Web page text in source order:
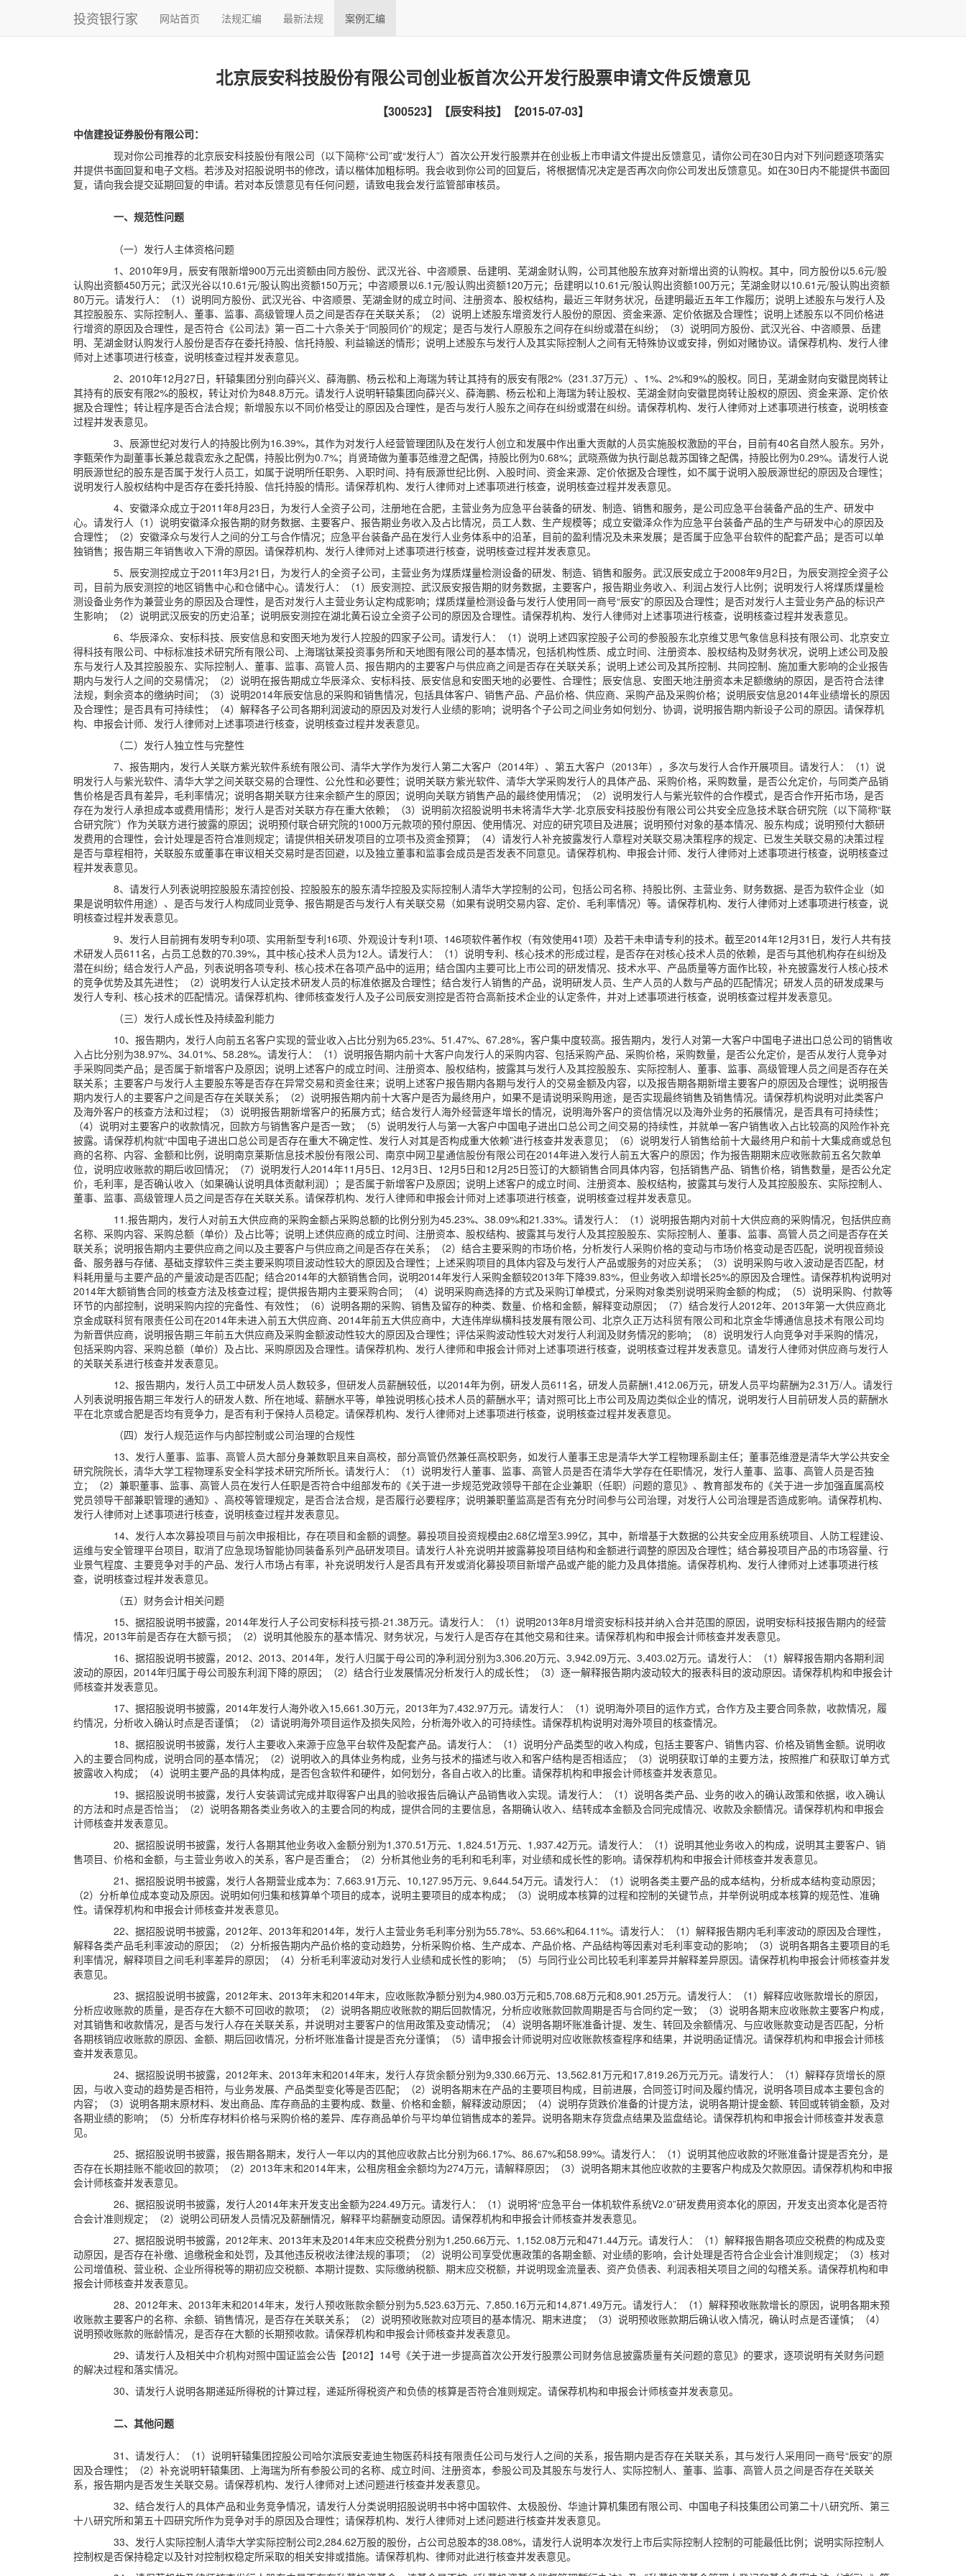
投资银行家 网站首页 法规汇编 最新法规 案例汇编
北京辰安科技股份有限公司创业板首次公开发行股票申请文件反馈意见
【300523】【辰安科技】【2015-07-03】
中信建投证券股份有限公司：
现对你公司推荐的北京辰安科技股份有限公司（以下简称“公司”或“发行人”）首次公开发行股票并在创业板上市申请文件提出反馈意见，请你公司在30日内对下列问题逐项落实
并提供书面回复和电子文档。若涉及对招股说明书的修改，请以楷体加粗标明。我会收到你公司的回复后，将根据情况决定是否再次向你公司发出反馈意见。如在30日内不能提供书面回
复，请向我会提交延期回复的申请。若对本反馈意见有任何问题，请致电我会发行监管部审核员。
一、规范性问题
（一）发行人主体资格问题
1、2010年9月，辰安有限新增900万元出资额由同方股份、武汉光谷、中咨顺景、岳建明、芜湖金财认购，公司其他股东放弃对新增出资的认购权。其中，同方股份以5.6元/股
认购出资额450万元；武汉光谷以10.61元/股认购出资额150万元；中咨顺景以6.1元/股认购出资额120万元；岳建明以10.61元/股认购出资额100万元；芜湖金财以10.61元/股认购出资额
80万元。请发行人：（1）说明同方股份、武汉光谷、中咨顺景、芜湖金财的成立时间、注册资本、股权结构，最近三年财务状况，岳建明最近五年工作履历；说明上述股东与发行人及
其控股股东、实际控制人、董事、监事、高级管理人员之间是否存在关联关系；（2）说明上述股东增资发行人股份的原因、资金来源、定价依据及合理性；说明上述股东以不同价格进
行增资的原因及合理性，是否符合《公司法》第一百二十六条关于“同股同价”的规定；是否与发行人原股东之间存在纠纷或潜在纠纷；（3）说明同方股份、武汉光谷、中咨顺景、岳建
明、芜湖金财认购发行人股份是否存在委托持股、信托持股、利益输送的情形；说明上述股东与发行人及其实际控制人之间有无特殊协议或安排，例如对赌协议。请保荐机构、发行人律
师对上述事项进行核查，说明核查过程并发表意见。
2、2010年12月27日，轩辕集团分别向薛兴义、薛海鹏、杨云松和上海瑞为转让其持有的辰安有限2%（231.37万元）、1%、2%和9%的股权。同日，芜湖金财向安徽昆岗转让
其持有的辰安有限2%的股权，转让对价为848.8万元。请发行人说明轩辕集团向薛兴义、薛海鹏、杨云松和上海瑞为转让股权、芜湖金财向安徽昆岗转让股权的原因、资金来源、定价依
据及合理性；转让程序是否合法合规；新增股东以不同价格受让的原因及合理性，是否与发行人股东之间存在纠纷或潜在纠纷。请保荐机构、发行人律师对上述事项进行核查，说明核查
过程并发表意见。
3、辰源世纪对发行人的持股比例为16.39%，其作为对发行人经营管理团队及在发行人创立和发展中作出重大贡献的人员实施股权激励的平台，目前有40名自然人股东。另外，
李甄荣作为副董事长兼总裁袁宏永之配偶，持股比例为0.7%；肖贤琦做为董事范维澄之配偶，持股比例为0.68%；武晓燕做为执行副总裁苏国锋之配偶，持股比例为0.29%。请发行人说
明辰源世纪的股东是否属于发行人员工，如属于说明所任职务、入职时间、持有辰源世纪比例、入股时间、资金来源、定价依据及合理性，如不属于说明入股辰源世纪的原因及合理性；
说明发行人股权结构中是否存在委托持股、信托持股的情形。请保荐机构、发行人律师对上述事项进行核查，说明核查过程并发表意见。
4、安徽泽众成立于2011年8月23日，为发行人全资子公司，注册地在合肥，主营业务为应急平台装备的研发、制造、销售和服务，是公司应急平台装备产品的生产、研发中
心。请发行人（1）说明安徽泽众报告期的财务数据、主要客户、报告期业务收入及占比情况，员工人数、生产规模等；成立安徽泽众作为应急平台装备产品的生产与研发中心的原因及
合理性；（2）安徽泽众与发行人之间的分工与合作情况；应急平台装备产品在发行人业务体系中的沿革，目前的盈利情况及未来发展；是否属于应急平台软件的配套产品；是否可以单
独销售；报告期三年销售收入下滑的原因。请保荐机构、发行人律师对上述事项进行核查，说明核查过程并发表意见。
5、辰安测控成立于2011年3月21日，为发行人的全资子公司，主营业务为煤质煤量检测设备的研发、制造、销售和服务。武汉辰安成立于2008年9月2日，为辰安测控全资子公
司，目前为辰安测控的地区销售中心和仓储中心。请发行人：（1）辰安测控、武汉辰安报告期的财务数据，主要客户，报告期业务收入、利润占发行人比例；说明发行人将煤质煤量检
测设备业务作为兼营业务的原因及合理性，是否对发行人主营业务认定构成影响；煤质煤量检测设备与发行人使用同一商号“辰安”的原因及合理性；是否对发行人主营业务产品的标识产
生影响；（2）说明武汉辰安的历史沿革；说明辰安测控在湖北黄石设立全资子公司的原因及合理性。请保荐机构、发行人律师对上述事项进行核查，说明核查过程并发表意见。
6、华辰泽众、安标科技、辰安信息和安图天地为发行人控股的四家子公司。请发行人：（1）说明上述四家控股子公司的参股股东北京维艾思气象信息科技有限公司、北京安立
得科技有限公司、中标标准技术研究所有限公司、上海瑞钛莱投资事务所和天地图有限公司的基本情况，包括机构性质、成立时间、注册资本、股权结构及财务状况，说明上述公司及股
东与发行人及其控股股东、实际控制人、董事、监事、高管人员、报告期内的主要客户与供应商之间是否存在关联关系；说明上述公司及其所控制、共同控制、施加重大影响的企业报告
期内与发行人之间的交易情况；（2）说明在报告期成立华辰泽众、安标科技、辰安信息和安图天地的必要性、合理性；辰安信息、安图天地注册资本未足额缴纳的原因，是否符合法律
法规，剩余资本的缴纳时间；（3）说明2014年辰安信息的采购和销售情况，包括具体客户、销售产品、产品价格、供应商、采购产品及采购价格；说明辰安信息2014年业绩增长的原因
及合理性；是否具有可持续性；（4）解释各子公司各期利润波动的原因及对发行人业绩的影响；说明各个子公司之间业务如何划分、协调，说明报告期内新设子公司的原因。请保荐机
构、申报会计师、发行人律师对上述事项进行核查，说明核查过程并发表意见。
（二）发行人独立性与完整性
7、报告期内，发行人关联方紫光软件系统有限公司、清华大学作为发行人第二大客户（2014年）、第五大客户（2013年），多次与发行人合作开展项目。请发行人：（1）说
明发行人与紫光软件、清华大学之间关联交易的合理性、公允性和必要性；说明关联方紫光软件、清华大学采购发行人的具体产品、采购价格，采购数量，是否公允定价，与同类产品销
售价格是否具有差异，毛利率情况；说明各期关联方往来余额产生的原因；说明向关联方销售产品的最终使用情况；（2）说明发行人与紫光软件的合作模式，是否合作开拓市场，是否
存在为发行人承担成本或费用情形；发行人是否对关联方存在重大依赖；（3）说明前次招股说明书未将清华大学-北京辰安科技股份有限公司公共安全应急技术联合研究院（以下简称“联
合研究院”）作为关联方进行披露的原因；说明预付联合研究院的1000万元款项的预付原因、使用情况、对应的研究项目及进展；说明预付对象的基本情况、股东构成；说明预付大额研
发费用的合理性，会计处理是否符合准则规定；请提供相关研发项目的立项书及资金预算；（4）请发行人补充披露发行人章程对关联交易决策程序的规定、已发生关联交易的决策过程
是否与章程相符，关联股东或董事在审议相关交易时是否回避，以及独立董事和监事会成员是否发表不同意见。请保荐机构、申报会计师、发行人律师对上述事项进行核查，说明核查过
程并发表意见。
8、请发行人列表说明控股股东清控创投、控股股东的股东清华控股及实际控制人清华大学控制的公司，包括公司名称、持股比例、主营业务、财务数据、是否为软件企业（如
果是说明软件用途）、是否与发行人构成同业竞争、报告期是否与发行人有关联交易（如果有说明交易内容、定价、毛利率情况）等。请保荐机构、发行人律师对上述事项进行核查，说
明核查过程并发表意见。
9、发行人目前拥有发明专利0项、实用新型专利16项、外观设计专利1项、146项软件著作权（有效使用41项）及若干未申请专利的技术。截至2014年12月31日，发行人共有技
术研发人员611名，占员工总数的70.39%，其中核心技术人员为12人。请发行人：（1）说明专利、核心技术的形成过程，是否存在对核心技术人员的依赖，是否与其他机构存在纠纷及
潜在纠纷；结合发行人产品，列表说明各项专利、核心技术在各项产品中的运用；结合国内主要可比上市公司的研发情况、技术水平、产品质量等方面作比较，补充披露发行人核心技术
的竞争优势及其先进性；（2）说明发行人认定技术研发人员的标准依据及合理性；结合发行人销售的产品，说明研发人员、生产人员的人数与产品的匹配情况；研发人员的研发成果与
发行人专利、核心技术的匹配情况。请保荐机构、律师核查发行人及子公司辰安测控是否符合高新技术企业的认定条件，并对上述事项进行核查，说明核查过程并发表意见。
（三）发行人成长性及持续盈利能力
10、报告期内，发行人向前五名客户实现的营业收入占比分别为65.23%、51.47%、67.28%，客户集中度较高。报告期内，发行人对第一大客户中国电子进出口总公司的销售收
入占比分别为38.97%、34.01%、58.28%。请发行人：（1）说明报告期内前十大客户向发行人的采购内容、包括采购产品、采购价格，采购数量，是否公允定价，是否从发行人竞争对
手采购同类产品；是否属于新增客户及原因；说明上述客户的成立时间、注册资本、股权结构，披露其与发行人及其控股股东、实际控制人、董事、监事、高级管理人员之间是否存在关
联关系；主要客户与发行人主要股东等是否存在异常交易和资金往来；说明上述客户报告期内各期与发行人的交易金额及内容，以及报告期各期新增主要客户的原因及合理性；说明报告
期内发行人的主要客户之间是否存在关联关系；（2）说明报告期内前十大客户是否为最终用户，如果不是请说明采购用途，是否实现最终销售及销售情况。请保荐机构说明对此类客户
及海外客户的核查方法和过程；（3）说明报告期新增客户的拓展方式；结合发行人海外经营逐年增长的情况，说明海外客户的资信情况以及海外业务的拓展情况，是否具有可持续性；
（4）说明对主要客户的收款情况，回款方与销售客户是否一致；（5）说明发行人与第一大客户中国电子进出口总公司之间交易的持续性，并就单一客户销售收入占比较高的风险作补充
披露。请保荐机构就“中国电子进出口总公司是否存在重大不确定性、发行人对其是否构成重大依赖”进行核查并发表意见；（6）说明发行人销售给前十大最终用户和前十大集成商或总包
商的名称、内容、金额和比例，说明南京莱斯信息技术股份有限公司、南京中网卫星通信股份有限公司在2014年进入发行人前五大客户的原因；作为报告期期末应收账款前五名欠款单
位，说明应收账款的期后收回情况；（7）说明发行人2014年11月5日、12月3日、12月5日和12月25日签订的大额销售合同具体内容，包括销售产品、销售价格，销售数量，是否公允定
价，毛利率，是否确认收入（如果确认说明具体贡献利润）；是否属于新增客户及原因；说明上述客户的成立时间、注册资本、股权结构，披露其与发行人及其控股股东、实际控制人、
董事、监事、高级管理人员之间是否存在关联关系。请保荐机构、发行人律师和申报会计师对上述事项进行核查，说明核查过程并发表意见。
11.报告期内，发行人对前五大供应商的采购金额占采购总额的比例分别为45.23%、38.09%和21.33%。请发行人：（1）说明报告期内对前十大供应商的采购情况，包括供应商
名称、采购内容、采购总额（单价）及占比等；说明上述供应商的成立时间、注册资本、股权结构、披露其与发行人及其控股股东、实际控制人、董事、监事、高管人员之间是否存在关
联关系；说明报告期内主要供应商之间以及主要客户与供应商之间是否存在关系；（2）结合主要采购的市场价格，分析发行人采购价格的变动与市场价格变动是否匹配，说明视音频设
备、服务器与存储、基础支撑软件三类主要采购项目波动性较大的原因及合理性；上述采购项目的具体内容及与发行人产品或服务的对应关系；（3）说明采购与收入波动是否匹配，材
料耗用量与主要产品的产量波动是否匹配；结合2014年的大额销售合同，说明2014年发行人采购金额较2013年下降39.83%，但业务收入却增长25%的原因及合理性。请保荐机构说明对
2014年大额销售合同的核查方法及核查过程；提供报告期内主要采购合同；（4）说明采购商选择的方式及采购订单模式，分采购对象类别说明采购金额的构成；（5）说明采购、付款等
环节的内部控制，说明采购内控的完备性、有效性；（6）说明各期的采购、销售及留存的种类、数量、价格和金额，解释变动原因；（7）结合发行人2012年、2013年第一大供应商北
京金成联科贸有限责任公司在2014年未进入前五大供应商、2014年前五大供应商中，大连伟岸纵横科技发展有限公司、北京久正万达科贸有限公司和北京金华博通信息技术有限公司均
为新晋供应商，说明报告期三年前五大供应商及采购金额波动性较大的原因及合理性；评估采购波动性较大对发行人利润及财务情况的影响；（8）说明发行人向竞争对手采购的情况，
包括采购内容、采购总额（单价）及占比、采购原因及合理性。请保荐机构、发行人律师和申报会计师对上述事项进行核查，说明核查过程并发表意见。请发行人律师对供应商与发行人
的关联关系进行核查并发表意见。
12、报告期内，发行人员工中研发人员人数较多，但研发人员薪酬较低，以2014年为例，研发人员611名，研发人员薪酬1,412.06万元，研发人员平均薪酬为2.31万/人。请发行
人列表说明报告期三年发行人的研发人数、所在地域、薪酬水平等，单独说明核心技术人员的薪酬水平；请对照可比上市公司及周边类似企业的情况，说明发行人目前研发人员的薪酬水
平在北京或合肥是否均有竞争力，是否有利于保持人员稳定。请保荐机构、发行人律师对上述事项进行核查，说明核查过程并发表意见。
（四）发行人规范运作与内部控制或公司治理的合规性
13、发行人董事、监事、高管人员大部分身兼数职且来自高校，部分高管仍然兼任高校职务，如发行人董事王忠是清华大学工程物理系副主任；董事范维澄是清华大学公共安全
研究院院长，清华大学工程物理系安全科学技术研究所所长。请发行人：（1）说明发行人董事、监事、高管人员是否在清华大学存在任职情况，发行人董事、监事、高管人员是否独
立；（2）兼职董事、监事、高管人员在发行人任职是否符合中组部发布的《关于进一步规范党政领导干部在企业兼职（任职）问题的意见》、教育部发布的《关于进一步加强直属高校
党员领导干部兼职管理的通知》、高校等管理规定，是否合法合规，是否履行必要程序；说明兼职董监高是否有充分时间参与公司治理，对发行人公司治理是否造成影响。请保荐机构、
发行人律师对上述事项进行核查，说明核查过程并发表意见。
14、发行人本次募投项目与前次申报相比，存在项目和金额的调整。募投项目投资规模由2.68亿增至3.99亿，其中，新增基于大数据的公共安全应用系统项目、人防工程建设、
运维与安全管理平台项目，取消了应急现场智能协同装备系列产品研发项目。请发行人补充说明并披露募投项目结构和金额进行调整的原因及合理性；结合募投项目产品的市场容量、行
业景气程度、主要竞争对手的产品、发行人市场占有率，补充说明发行人是否具有开发或消化募投项目新增产品或产能的能力及具体措施。请保荐机构、发行人律师对上述事项进行核
查，说明核查过程并发表意见。
（五）财务会计相关问题
15、据招股说明书披露，2014年发行人子公司安标科技亏损-21.38万元。请发行人：（1）说明2013年8月增资安标科技并纳入合并范围的原因，说明安标科技报告期内的经营
情况，2013年前是否存在大额亏损；（2）说明其他股东的基本情况、财务状况，与发行人是否存在其他交易和往来。请保荐机构和申报会计师核查并发表意见。
16、据招股说明书披露，2012、2013、2014年，发行人归属于母公司的净利润分别为3,306.20万元、3,942.09万元、3,403.02万元。请发行人：（1）解释报告期内各期利润
波动的原因，2014年归属于母公司股东利润下降的原因；（2）结合行业发展情况分析发行人的成长性；（3）逐一解释报告期内波动较大的报表科目的波动原因。请保荐机构和申报会计
师核查并发表意见。
17、据招股说明书披露，2014年发行人海外收入15,661.30万元，2013年为7,432.97万元。请发行人：（1）说明海外项目的运作方式，合作方及主要合同条款，收款情况，履
约情况，分析收入确认时点是否谨慎；（2）请说明海外项目运作及损失风险，分析海外收入的可持续性。请保荐机构说明对海外项目的核查情况。
18、据招股说明书披露，发行人主要收入来源于应急平台软件及配套产品。请发行人：（1）说明分产品类型的收入构成，包括主要客户、销售内容、价格及销售金额。说明收
入的主要合同构成，说明合同的基本情况；（2）说明收入的具体业务构成，业务与技术的描述与收入和客户结构是否相适应；（3）说明获取订单的主要方法，按照推广和获取订单方式
披露收入构成；（4）说明主要产品的具体构成，是否包含软件和硬件，如何划分，各自占收入的比重。请保荐机构和申报会计师核查并发表意见。
19、据招股说明书披露，发行人安装调试完成并取得客户出具的验收报告后确认产品销售收入实现。请发行人：（1）说明各类产品、业务的收入的确认政策和依据，收入确认
的方法和时点是否恰当；（2）说明各期各类业务收入的主要合同的构成，提供合同的主要信息，各期确认收入、结转成本金额及合同完成情况、收款及余额情况。请保荐机构和申报会
计师核查并发表意见。
20、据招股说明书披露，发行人各期其他业务收入金额分别为1,370.51万元、1,824.51万元、1,937.42万元。请发行人：（1）说明其他业务收入的构成，说明其主要客户、销
售项目、价格和金额，与主营业务收入的关系，客户是否重合；（2）分析其他业务的毛利和毛利率，对业绩和成长性的影响。请保荐机构和申报会计师核查并发表意见。
21、据招股说明书披露，发行人各期营业成本为：7,663.91万元、10,127.95万元、9,644.54万元。请发行人：（1）说明各类主要产品的成本结构，分析成本结构变动原因；
（2）分析单位成本变动及原因。说明如何归集和核算单个项目的成本，说明主要项目的成本构成；（3）说明成本核算的过程和控制的关键节点，并举例说明成本核算的规范性、准确
性。请保荐机构和申报会计师核查并发表意见。
22、据招股说明书披露，2012年、2013年和2014年，发行人主营业务毛利率分别为55.78%、53.66%和64.11%。请发行人：（1）解释报告期内毛利率波动的原因及合理性，
解释各类产品毛利率波动的原因；（2）分析报告期内产品价格的变动趋势，分析采购价格、生产成本、产品价格、产品结构等因素对毛利率变动的影响；（3）说明各期各主要项目的毛
利率情况，解释项目之间毛利率差异的原因；（4）分析毛利率波动对发行人业绩和成长性的影响；（5）与同行业公司比较毛利率差异并解释差异原因。请保荐机构申报会计师核查并发
表意见。
23、据招股说明书披露，2012年末、2013年末和2014年末，应收账款净额分别为4,980.03万元和5,708.68万元和8,901.25万元。请发行人：（1）解释应收账款增长的原因，
分析应收账款的质量，是否存在大额不可回收的款项；（2）说明各期应收账款的期后回款情况，分析应收账款回款周期是否与合同约定一致；（3）说明各期末应收账款主要客户构成，
对其销售和收款情况，是否与发行人存在关联关系，并说明对主要客户的信用政策及变动情况；（4）说明各期坏账准备计提、发生、转回及余额情况、与应收账款变动是否匹配，分析
各期核销应收账款的原因、金额、期后回收情况，分析坏账准备计提是否充分谨慎；（5）请申报会计师说明对应收账款核查程序和结果，并说明函证情况。请保荐机构和申报会计师核
查并发表意见。
24、据招股说明书披露，2012年末、2013年末和2014年末，发行人存货余额分别为9,330.66万元、13,562.81万元和17,819.26万元万元。请发行人：（1）解释存货增长的原
因，与收入变动的趋势是否相符，与业务发展、产品类型变化等是否匹配；（2）说明各期末在产品的主要项目构成，目前进展，合同签订时间及履约情况，说明各项目成本主要包含的
内容；（3）说明各期末原材料、发出商品、库存商品的主要构成、数量、价格和金额，解释波动原因；（4）说明存货跌价准备的计提方法，说明各期计提金额、转回或转销金额，及对
各期业绩的影响；（5）分析库存材料价格与采购价格的差异、库存商品单价与平均单位销售成本的差异。说明各期末存货盘点结果及监盘结论。请保荐机构和申报会计师核查并发表意
见。
25、据招股说明书披露，报告期各期末，发行人一年以内的其他应收款占比分别为66.17%、86.67%和58.99%。请发行人：（1）说明其他应收款的坏账准备计提是否充分，是
否存在长期挂账不能收回的款项；（2）2013年末和2014年末，公租房租金余额均为274万元，请解释原因；（3）说明各期末其他应收款的主要客户构成及欠款原因。请保荐机构和申报
会计师核查并发表意见。
26、据招股说明书披露，发行人2014年末开发支出金额为224.49万元。请发行人：（1）说明将“应急平台一体机软件系统V2.0”研发费用资本化的原因，开发支出资本化是否符
合会计准则规定；（2）说明公司研发人员情况及薪酬情况，解释平均薪酬变动原因。请保荐机构和申报会计师核查并发表意见。
27、据招股说明书披露，2012年末、2013年末及2014年末应交税费分别为1,250.66万元、1,152.08万元和471.44万元。请发行人：（1）解释报告期各项应交税费的构成及变
动原因，是否存在补缴、追缴税金和处罚，及其他违反税收法律法规的事项；（2）说明公司享受优惠政策的各期金额、对业绩的影响，会计处理是否符合企业会计准则规定；（3）核对
公司增值税、营业税、企业所得税等的期初应交税额、本期计提数、实际缴纳税额、期末应交税额，并说明现金流量表、资产负债表、利润表相关项目之间的勾稽关系。请保荐机构和申
报会计师核查并发表意见。
28、2012年末、2013年末和2014年末，发行人预收账款余额分别为5,523.63万元、7,850.16万元和14,871.49万元。请发行人：（1）解释预收账款增长的原因，说明各期末预
收账款主要客户的名称、余额、销售情况，是否存在关联关系；（2）说明预收账款对应项目的基本情况、期末进度；（3）说明预收账款期后确认收入情况，确认时点是否谨慎；（4）
说明预收账款的账龄情况，是否存在大额的长期预收款。请保荐机构和申报会计师核查并发表意见。
29、请发行人及相关中介机构对照中国证监会公告【2012】14号《关于进一步提高首次公开发行股票公司财务信息披露质量有关问题的意见》的要求，逐项说明有关财务问题
的解决过程和落实情况。
30、请发行人说明各期递延所得税的计算过程，递延所得税资产和负债的核算是否符合准则规定。请保荐机构和申报会计师核查并发表意见。
二、其他问题
31、请发行人：（1）说明轩辕集团控股公司哈尔滨辰安麦迪生物医药科技有限责任公司与发行人之间的关系，报告期内是否存在关联关系，其与发行人采用同一商号“辰安”的原
因及合理性；（2）补充说明轩辕集团、上海瑞为所有参股公司的名称、成立时间、注册资本，参股公司及其股东与发行人、实际控制人、董事、监事、高管人员之间是否存在关联关
系，报告期内是否发生关联交易。请保荐机构、发行人律师对上述问题进行核查并发表意见。
32、结合发行人的具体产品和业务竞争情况，请发行人分类说明招股说明书中将中国软件、太极股份、华迪计算机集团有限公司、中国电子科技集团公司第二十八研究所、第三
十八研究所和第五十四研究所作为竞争对手的原因及合理性；请保荐机构、发行人律师对上述问题进行核查并发表意见。
33、发行人实际控制人清华大学实际控制公司2,284.62万股的股份，占公司总股本的38.08%，请发行人说明本次发行上市后实际控制人控制的可能最低比例；说明实际控制人
控制权是否保持稳定以及针对控制权稳定所采取的相关安排或措施。请保荐机构、律师对此进行核查并发表意见。